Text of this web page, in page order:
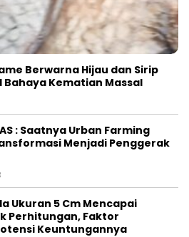
Berwarna Hijau dan Sirip
Bahaya Kematian Massal
: Saatnya Urban Farming
Menjadi Penggerak
Ukuran 5 Cm Mencapai
Perhitungan, Faktor
Keuntungannya